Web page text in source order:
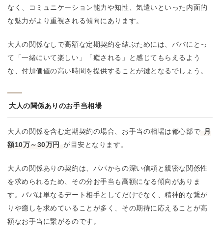
なく、コミュニケーション能力や知性、気遣いといった内面的
な魅力がより重視される傾向にあります。
大人の関係なしで高額な定期契約を結ぶためには、パパにとっ
て「一緒にいて楽しい」「癒される」と感じてもらえるよう
な、付加価値の高い時間を提供することが鍵となるでしょう。
大人の関係ありのお手当相場
大人の関係を含む定期契約の場合、お手当の相場は都心部で
月
額10万～30万円
が目安となります。
大人の関係ありの契約は、パパからの深い信頼と親密な関係性
を求められるため、その分お手当も高額になる傾向がありま
す。パパは単なるデート相手としてだけでなく、精神的な繋が
りや癒しを求めていることが多く、その期待に応えることが高
額なお手当に繋がるのです。